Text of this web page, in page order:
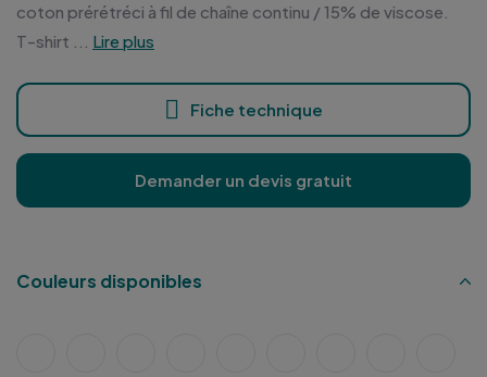
coton prérétréci à fil de chaîne continu / 15% de viscose.
T-shirt ...
Lire plus
Fiche technique
Demander un devis gratuit
Couleurs disponibles